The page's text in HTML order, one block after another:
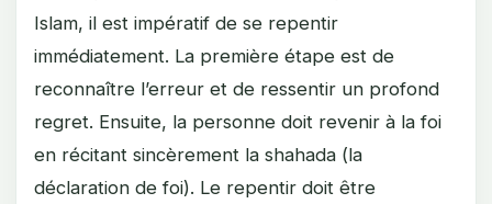
Islam, il est impératif de se repentir
immédiatement. La première étape est de
reconnaître l’erreur et de ressentir un profond
regret. Ensuite, la personne doit revenir à la foi
en récitant sincèrement la shahada (la
déclaration de foi). Le repentir doit être